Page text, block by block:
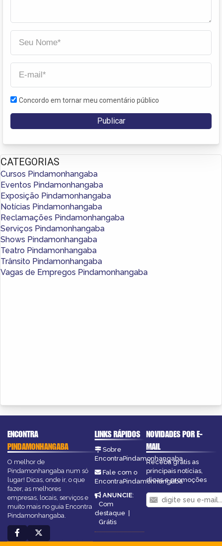
Concordo em tornar meu comentário público
CATEGORIAS
Cursos Pindamonhangaba
Eventos Pindamonhangaba
Exposição Pindamonhangaba
Notícias Pindamonhangaba
Reclamações Pindamonhangaba
Serviços Pindamonhangaba
Shows Pindamonhangaba
Teatro Pindamonhangaba
Trânsito Pindamonhangaba
Vagas de Empregos Pindamonhangaba
ENCONTRA
PINDAMONHANGABA
O melhor de
Pindamonhangaba num só
lugar! Dicas, onde ir, o que
fazer, as melhores
empresas, locais, serviços e
muito mais no guia Encontra
Pindamonhangaba.
LINKS RÁPIDOS
Sobre
EncontraPindamonhangaba
Fale com o
EncontraPindamonhangaba
ANUNCIE:
Com
destaque |
Grátis
NOVIDADES POR E-
MAIL
Receba grátis as
principais notícias,
dicas e promoções